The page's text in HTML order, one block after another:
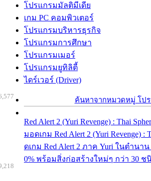
โปรแกรมมัลติมีเดีย
เกม PC คอมพิวเตอร์
โปรแกรมบริหารธุรกิจ
โปรแกรมการศึกษา
โปรแกรมเมอร์
โปรแกรมยูทิลิตี้
ไดร์เวอร์ (Driver)
ค้นหาจากหมวดหมู่ โป
Red Alert 2 (Yuri Revenge) : Thai
มอดเกม Red Alert 2 (Yuri Revenge) :
ดเกม Red Alert 2 ภาค Yuri ในตำนา
0% พร้อมสิ่งก่อสร้างใหม่ๆ กว่า 30 ช